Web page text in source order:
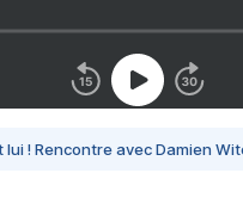
! Rencontre avec Damien